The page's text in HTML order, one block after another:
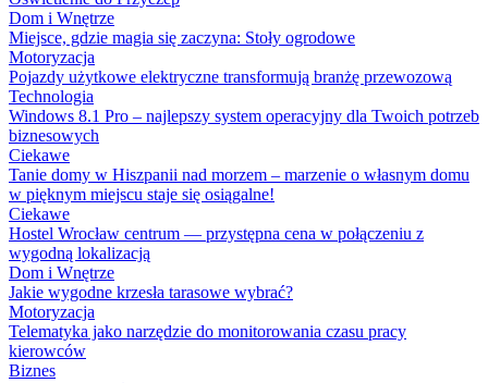
Dom i Wnętrze
Miejsce, gdzie magia się zaczyna: Stoły ogrodowe
Motoryzacja
Pojazdy użytkowe elektryczne transformują branżę przewozową
Technologia
Windows 8.1 Pro – najlepszy system operacyjny dla Twoich potrzeb
biznesowych
Ciekawe
Tanie domy w Hiszpanii nad morzem – marzenie o własnym domu
w pięknym miejscu staje się osiągalne!
Ciekawe
Hostel Wrocław centrum — przystępna cena w połączeniu z
wygodną lokalizacją
Dom i Wnętrze
Jakie wygodne krzesła tarasowe wybrać?
Motoryzacja
Telematyka jako narzędzie do monitorowania czasu pracy
kierowców
Biznes